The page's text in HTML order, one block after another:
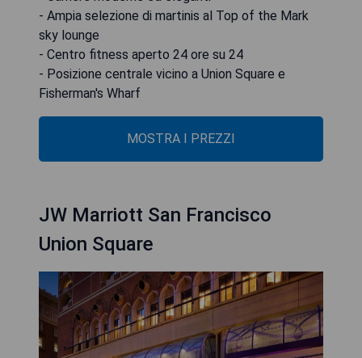
- Ampia selezione di martinis al Top of the Mark
sky lounge
- Centro fitness aperto 24 ore su 24
- Posizione centrale vicino a Union Square e
Fisherman's Wharf
MOSTRA I PREZZI
JW Marriott San Francisco
Union Square